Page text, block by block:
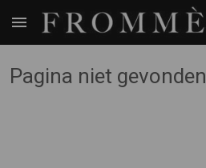
Pagina niet gevonden